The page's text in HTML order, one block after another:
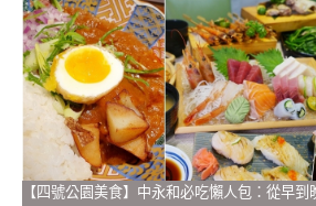
【四號公園美食】中永和必吃懶人包：從早